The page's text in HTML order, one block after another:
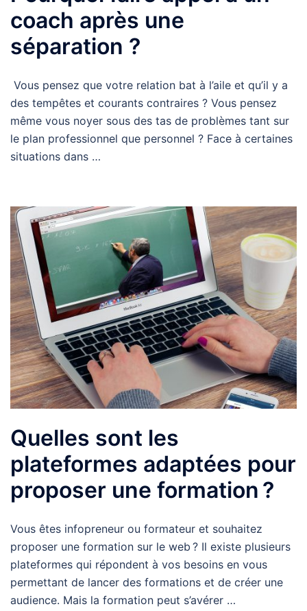
coach après une
séparation ?
Vous pensez que votre relation bat à l’aile et qu’il y a
des tempêtes et courants contraires ? Vous pensez
même vous noyer sous des tas de problèmes tant sur
le plan professionnel que personnel ? Face à certaines
situations dans …
Quelles sont les
plateformes adaptées pour
proposer une formation ?
Vous êtes infopreneur ou formateur et souhaitez
proposer une formation sur le web ? Il existe plusieurs
plateformes qui répondent à vos besoins en vous
permettant de lancer des formations et de créer une
audience. Mais la formation peut s’avérer …